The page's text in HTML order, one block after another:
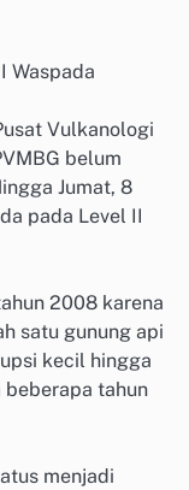
Waspada
Vulkanologi
belum
Jumat, 8
pada Level II
2008 karena
satu gunung api
kecil hingga
tahun
menjadi